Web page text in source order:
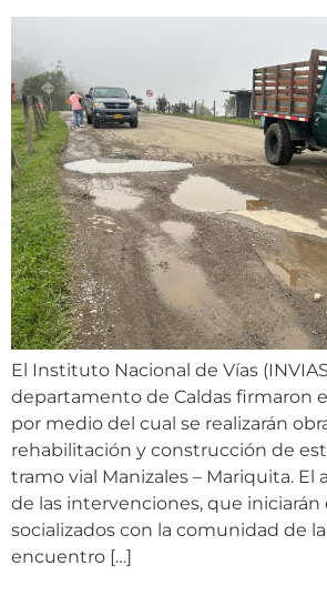
El Instituto Nacional de Vías
departamento de Caldas firmaron
por medio del cual se realizarán
rehabilitación y construcción de
tramo vial Manizales – Mariquita. El
de las intervenciones, que iniciarán
socializados con la comunidad de la
encuentro […]